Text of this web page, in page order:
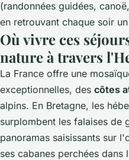
(randonnées guidées,
en retrouvant chaque soir un
Où vivre ces
nature à travers
La France offre une
exceptionnelles, des côtes
alpins. En Bretagne, les
surplombent les falaises de
panoramas saisissants sur
ses cabanes perchées dans